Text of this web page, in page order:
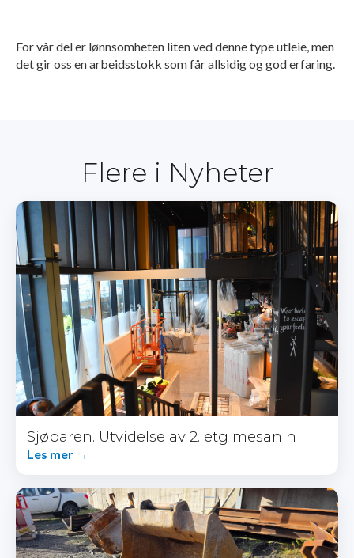
For vår del er lønnsomheten liten ved denne type utleie, men
det gir oss en arbeidsstokk som får allsidig og god erfaring.
Flere i Nyheter
Sjøbaren. Utvidelse av 2. etg mesanin
Les mer →